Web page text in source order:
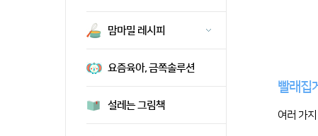
맘마밀 레시피
요즘육아, 금쪽솔루션
설레는 그림책
빨래집
여러 가